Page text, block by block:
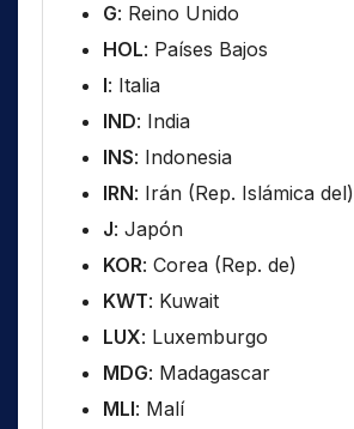
G: Reino Unido
HOL: Países Bajos
I: Italia
IND: India
INS: Indonesia
IRN: Irán (Rep. Islámica del)
J: Japón
KOR: Corea (Rep. de)
KWT: Kuwait
LUX: Luxemburgo
MDG: Madagascar
MLI: Malí